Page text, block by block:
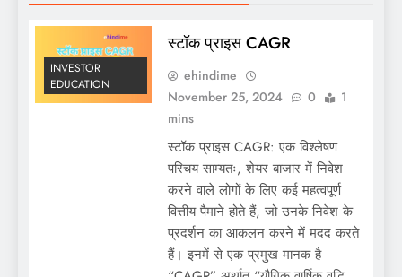
INVESTOR
EDUCATION
स्टॉक प्राइस CAGR
ehindime
November 25, 2024
0
1
mins
स्टॉक प्राइस CAGR: एक विश्लेषण
परिचय साम्यतः, शेयर बाजार में निवेश
करने वाले लोगों के लिए कई महत्वपूर्ण
वित्तीय पैमाने होते हैं, जो उनके निवेश के
प्रदर्शन का आकलन करने में मदद करते
हैं। इनमें से एक प्रमुख मानक है